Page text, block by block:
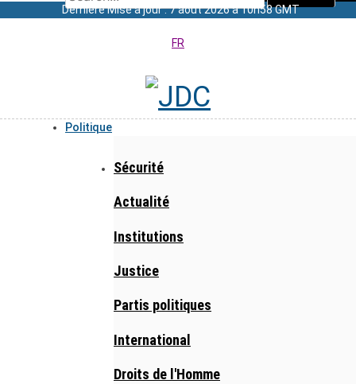
Dernière Mise à jour : 7 août 2026 à 10h58 GMT
FR
Politique
Sécurité
Actualité
Institutions
Justice
Partis politiques
International
Droits de l'Homme